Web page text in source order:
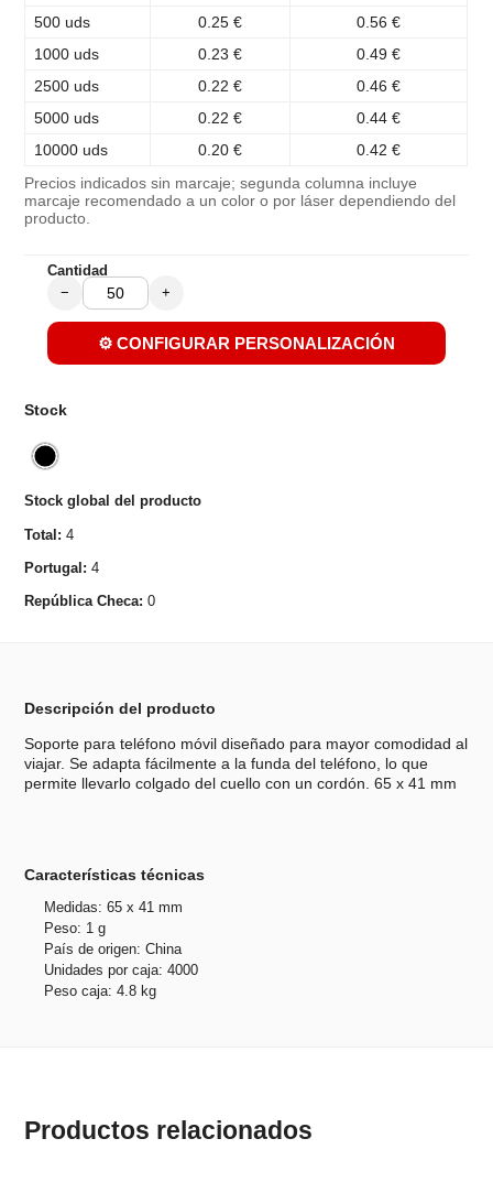
500 uds
0.25 €
0.56 €
1000 uds
0.23 €
0.49 €
2500 uds
0.22 €
0.46 €
5000 uds
0.22 €
0.44 €
10000 uds
0.20 € 0.42 €
Precios indicados sin marcaje; segunda columna incluye
marcaje recomendado a un color o por láser dependiendo del
producto.
Cantidad
− +
⚙️ CONFIGURAR PERSONALIZACIÓN
Stock
Stock global del producto
Total: 4
Portugal: 4
República Checa: 0
Descripción del producto
Soporte para teléfono móvil diseñado para mayor comodidad al
viajar. Se adapta fácilmente a la funda del teléfono, lo que
permite llevarlo colgado del cuello con un cordón. 65 x 41 mm
Características técnicas
Medidas: 65 x 41 mm
Peso: 1 g
País de origen: China
Unidades por caja: 4000
Peso caja: 4.8 kg
Productos relacionados